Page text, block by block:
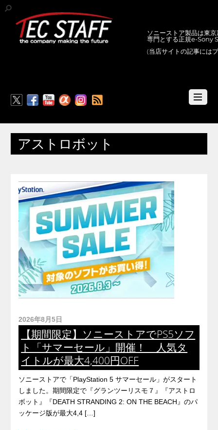
ソニーストア製品は東
専門とする正規e-Sony
(当店サイトの記事には
アストロボット
2026年8月5日
【期間限定】ソニーストアでPS5ソフ
ト「サマーセール」開催！ 人気タ
イトルが最大4,400円OFF
ソニーストアで「PlayStation 5 サマーセール」がスタート
しました。期間限定で『グランツーリスモ７』『アストロ
ボット』『DEATH STRANDING 2: ON THE BEACH』のパ
ッケージ版が最大4,4 […]